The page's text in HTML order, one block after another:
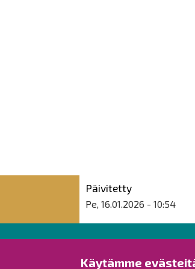
Käytämme
Päivitetty
Pe, 16.01.2026 - 10:54
Raahen